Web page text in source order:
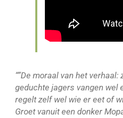
“”De moraal van het
geduchte jagers vangen wel
regelt zelf wel wie er eet of
Groet vanuit een donker